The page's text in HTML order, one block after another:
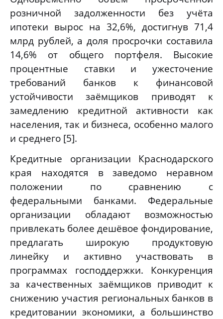
розничной задолженности без учёта
ипотеки вырос на 32,6%, достигнув 71,4
млрд рублей, а доля просрочки составила
14,6% от общего портфеля. Высокие
процентные ставки и ужесточение
требований банков к финансовой
устойчивости заёмщиков приводят к
замедлению кредитной активности как
населения, так и бизнеса, особенно малого
и среднего [5].
Кредитные организации Краснодарского
края находятся в заведомо неравном
положении по сравнению с
федеральными банками. Федеральные
организации обладают возможностью
привлекать более дешёвое фондирование,
предлагать широкую продуктовую
линейку и активно участвовать в
программах господдержки. Конкуренция
за качественных заёмщиков приводит к
снижению участия региональных банков в
кредитовании экономики, а большинство